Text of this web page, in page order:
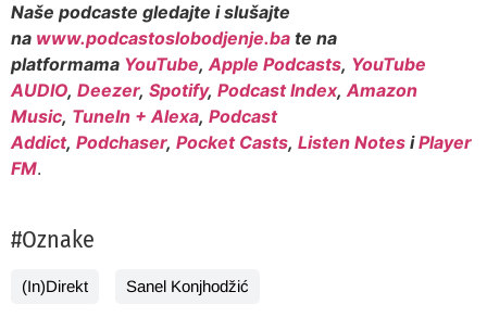
Naše podcaste gledajte i slušajte
na www.podcastoslobodjenje.ba te na
platformama YouTube,Apple Podcasts, YouTube
AUDIO, Deezer, Spotify, Podcast Index,Amazon
Music, TuneIn + Alexa, Podcast
Addict, Podchaser, Pocket Casts, Listen Notes iPlayer
FM.
#Oznake
(In)Direkt Sanel Konjhodžić